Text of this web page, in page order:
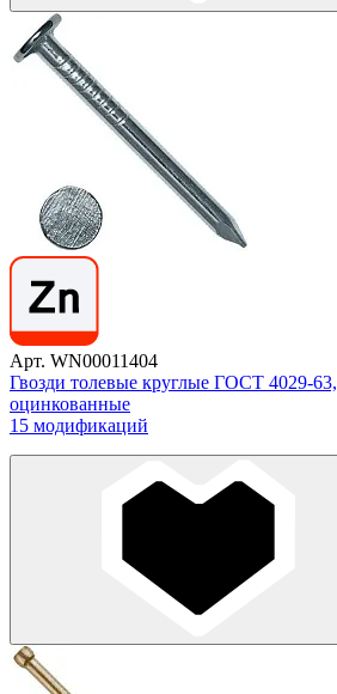
Арт. WN00011404
Гвозди толевые круглые ГОСТ 4029-63,
оцинкованные
15 модификаций